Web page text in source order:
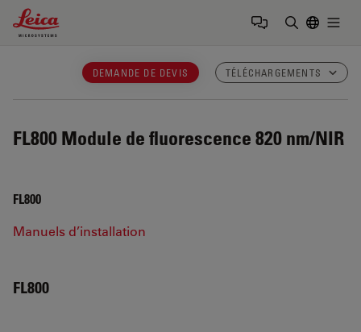
Leica Microsystems Logo
DEMANDE DE DEVIS TÉLÉCHARGEMENTS
FL800 Module de fluorescence 820 nm/NIR
FL800
Manuels d’installation
FL800